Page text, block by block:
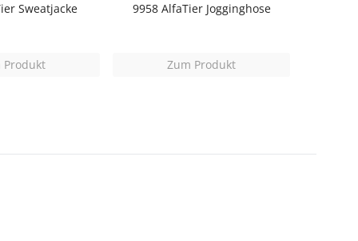
Sweatjacke
Produkt
9958 AlfaTier Jogginghose
Zum Produkt